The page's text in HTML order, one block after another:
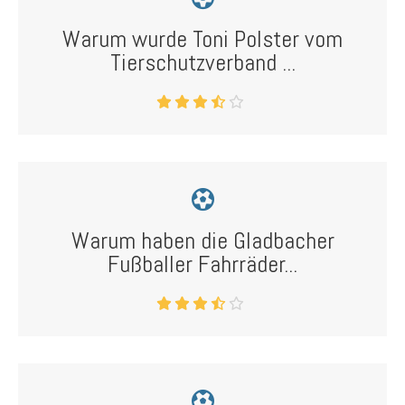
Warum wurde Toni Polster vom
Tierschutzverband ...
Warum haben die Gladbacher
Fußballer Fahrräder...